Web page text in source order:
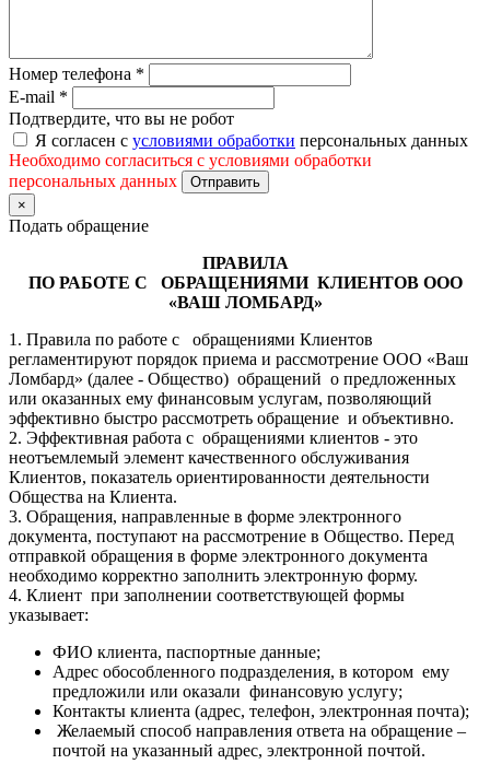
Номер телефона *
E-mail *
Подтвердите, что вы не робот
Я согласен с условиями обработки персональных данных
Необходимо согласиться с условиями обработки
персональных данных
Отправить
×
Подать обращение
ПРАВИЛА
ПО РАБОТЕ С ОБРАЩЕНИЯМИ КЛИЕНТОВ ООО
«ВАШ ЛОМБАРД»
1. Правила по работе с обращениями Клиентов
регламентируют порядок приема и рассмотрение ООО «Ваш
Ломбард» (далее - Общество) обращений о предложенных
или оказанных ему финансовым услугам, позволяющий
эффективно быстро рассмотреть обращение и объективно.
2. Эффективная работа с обращениями клиентов - это
неотъемлемый элемент качественного обслуживания
Клиентов, показатель ориентированности деятельности
Общества на Клиента.
3. Обращения, направленные в форме электронного
документа, поступают на рассмотрение в Общество. Перед
отправкой обращения в форме электронного документа
необходимо корректно заполнить электронную форму.
4. Клиент при заполнении соответствующей формы
указывает:
ФИО клиента, паспортные данные;
Адрес обособленного подразделения, в котором ему
предложили или оказали финансовую услугу;
Контакты клиента (адрес, телефон, электронная почта);
Желаемый способ направления ответа на обращение –
почтой на указанный адрес, электронной почтой.